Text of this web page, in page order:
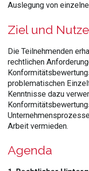
Auslegung von
Ziel und
Die Teilnehmenden
rechtlichen
problematischen
Kenntnisse dazu
Arbeit vermieden.
Agenda